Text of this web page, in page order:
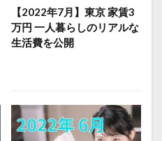
【2022年7月】東京 家賃3
万円 一人暮らしのリアルな
生活費を公開